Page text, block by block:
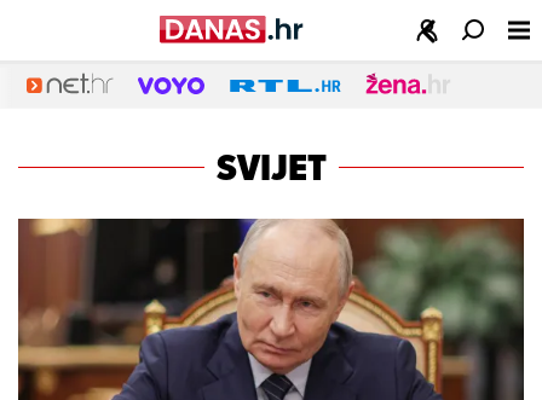
SVIJET